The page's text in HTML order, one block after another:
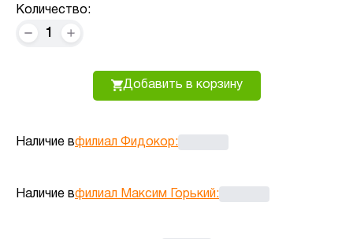
Количество:
1
Добавить в корзину
Наличие вфилиал Фидокор:
Наличие вфилиал Максим Горький: